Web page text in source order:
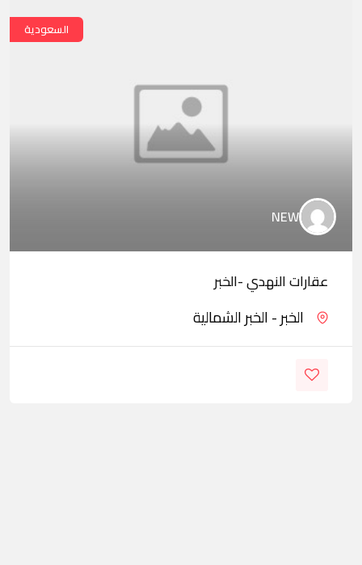
السعودية
NEW
عقارات النهدي -الخبر
الخبر - الخبر الشمالية